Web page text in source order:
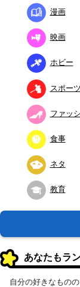
漫画
映画
ホビー
スポーツ
ファッ
食事
ネタ
教育
あなたもラ
自分の好きなもの